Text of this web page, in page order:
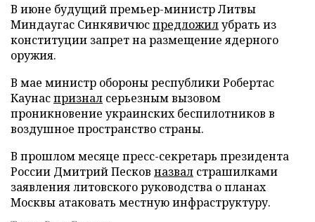
В июне будущий премьер-министр Литвы
Миндаугас Синкявичюспредложилубрать из
конституции запрет на размещение ядерного
оружия.
В мае министр обороны республики Робертас
Каунаспризнал серьезным вызовом
проникновение украинских беспилотников в
воздушное пространство страны.
В прошлом месяце пресс-секретарь президента
России Дмитрий Песков назвал страшилками
заявления литовского руководства о планах
Москвы атаковать местную инфраструктуру.